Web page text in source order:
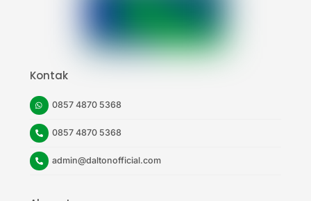
Kontak
0857 4870 5368
0857 4870 5368
admin@daltonofficial.com